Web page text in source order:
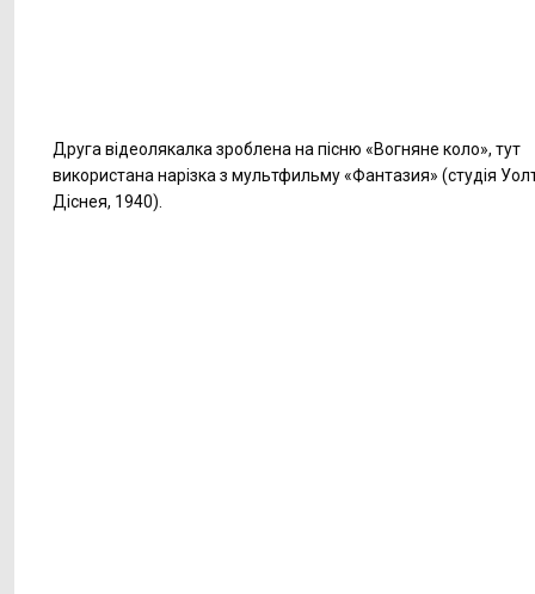
Друга відеолякалка зроблена на пісню «Вогняне коло», тут
використана нарізка з мультфильму «Фантазия» (студія
Діснея, 1940).